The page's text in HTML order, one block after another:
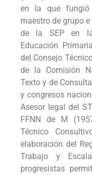
en la que fungió
maestro de grupo
de la SEP en
Educación
del Consejo
de la Comisión
Texto y de
y congresos
Asesor legal del
FFNN de M
Técnico
elaboración del
Trabajo y
progresistas